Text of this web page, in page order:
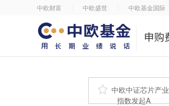
中欧财富 中欧盛世 中欧基金国际
 中欧中证芯片产业
指数发起A